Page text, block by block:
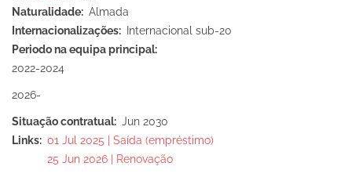
Naturalidade
Almada
Internacionalizações
Internacional sub-20
Periodo na equipa principal
2022-2024
2026-
Situação contratual
Jun 2030
Links
01 Jul 2025 | Saída (empréstimo)
25 Jun 2026 | Renovação